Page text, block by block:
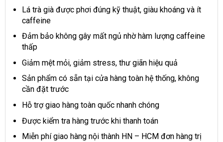
Lá trà già được phơi đúng kỹ thuật, giàu khoáng và ít
caffeine
Đảm bảo không gây mất ngủ nhờ hàm lượng caffeine
thấp
Giảm mệt mỏi, giảm stress, thư giãn hiệu quả
Sản phẩm có sẵn tại cửa hàng toàn hệ thống, không
cần đặt trước
Hỗ trợ giao hàng toàn quốc nhanh chóng
Được kiểm tra hàng trước khi thanh toán
Miễn phí giao hàng nội thành HN – HCM đơn hàng trị